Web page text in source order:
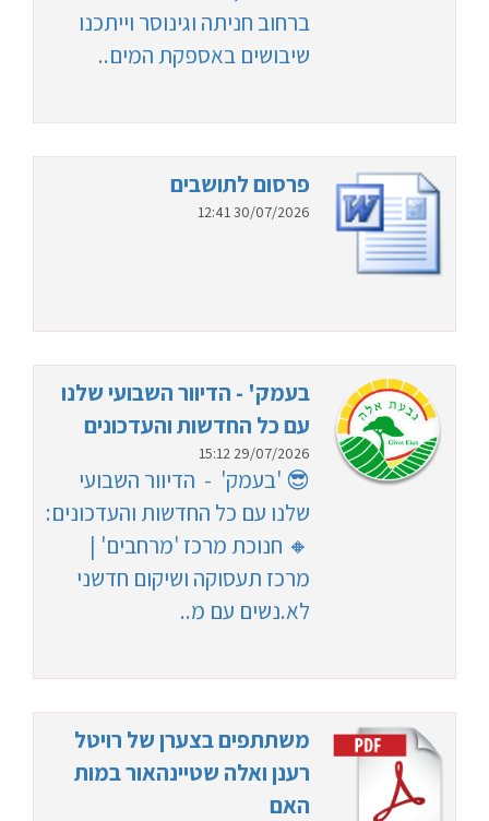
ברחוב חניתה וגינוסר וייתכנו
שיבושים באספקת המים..
פרסום לתושבים
30/07/2026 12:41
בעמק' - הדיוור השבועי שלנו
עם כל החדשות והעדכונים
29/07/2026 15:12
😎 'בעמק' - הדיוור השבועי
שלנו עם כל החדשות והעדכונים:
🔸 חנוכת מרכז 'מרחבים' |
מרכז תעסוקה ושיקום חדשני
לא.נשים עם מ..
משתתפים בצערן של רויטל
רענן ואלה שטיינהאור במות
האם